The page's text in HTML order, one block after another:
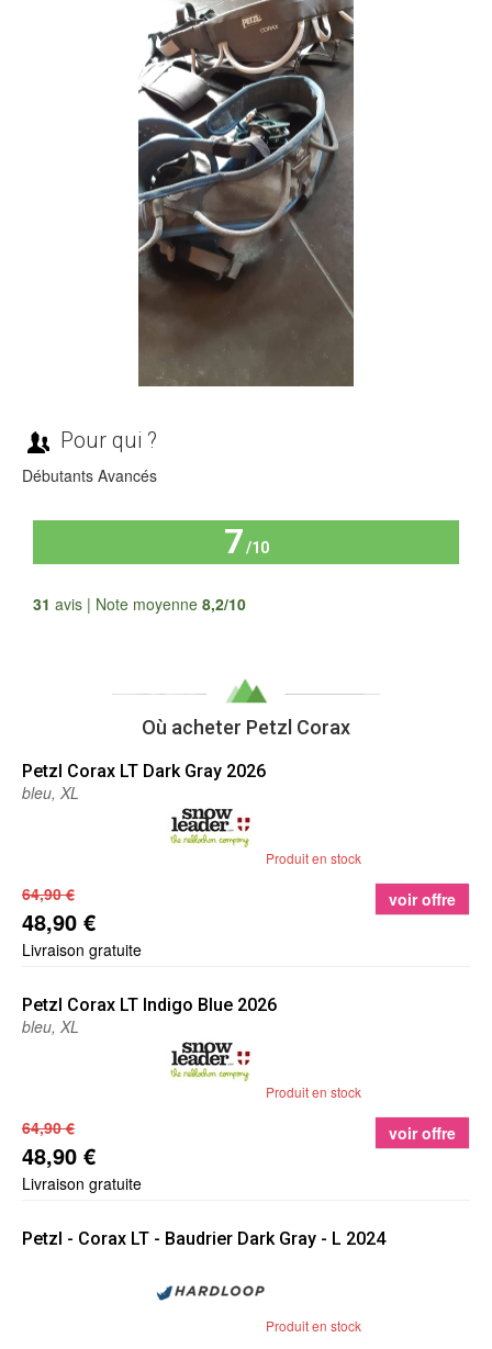
Pour qui ?
Débutants Avancés
7/10
31 avis | Note moyenne 8,2/10
Où acheter Petzl Corax
Petzl Corax LT Dark Gray 2026
bleu, XL
Produit en stock
64,90 €
48,90 €
Livraison gratuite
voir offre
Petzl Corax LT Indigo Blue 2026
bleu, XL
Produit en stock
64,90 €
48,90 €
Livraison gratuite
voir offre
Petzl - Corax LT - Baudrier Dark Gray - L 2024
Produit en stock